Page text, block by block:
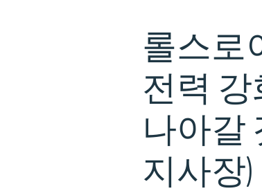
롤스로
전력 강
나아갈
지사장)